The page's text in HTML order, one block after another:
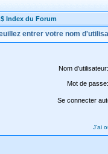
Index du Forum
entrer votre nom
Nom d'utilisateur:
Mot de passe:
Se connecter
J'ai